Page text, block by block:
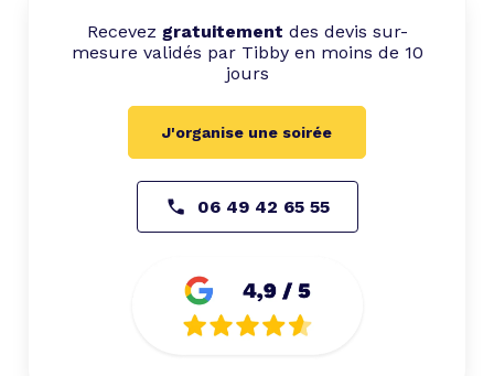
Recevez gratuitement des devis sur-
mesure validés par Tibby en moins de 10
jours
J'organise une soirée
06 49 42 65 55